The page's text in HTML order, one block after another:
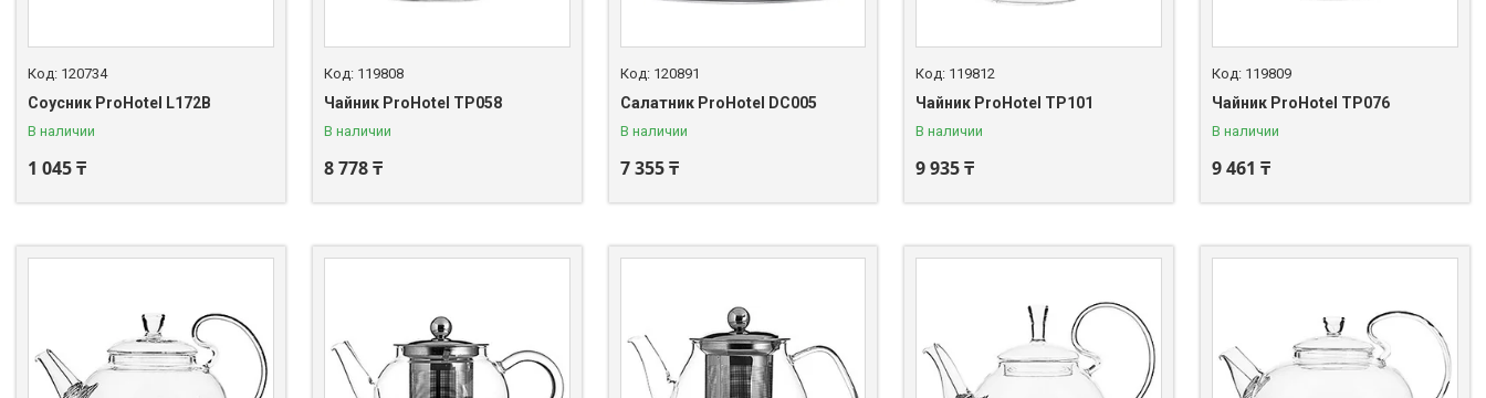
120734
Соусник ProHotel L172B
В наличии
1 045 ₸
119808
Чайник ProHotel TP058
В наличии
8 778 ₸
120891
Салатник ProHotel DC005
В наличии
7 355 ₸
119812
Чайник ProHotel TP101
В наличии
9 935 ₸
119809
Чайник ProHotel TP076
В наличии
9 461 ₸